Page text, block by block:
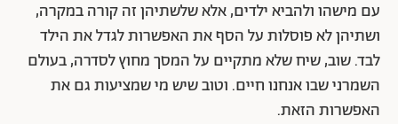
עם מישהו ולהביא ילדים, אלא שלשתיהן זה קורה במקרה,
ושתיהן לא פוסלות על הסף את האפשרות לגדל את הילד
לבד. שוב, שיח שלא מתקיים על המסך מחוץ לסדרה, בעולם
השמרני שבו אנחנו חיים. וטוב שיש מי שמציעות גם את
האפשרות הזאת.